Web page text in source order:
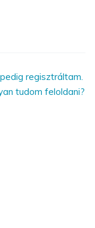
regisztráltam.
tudom feloldani?